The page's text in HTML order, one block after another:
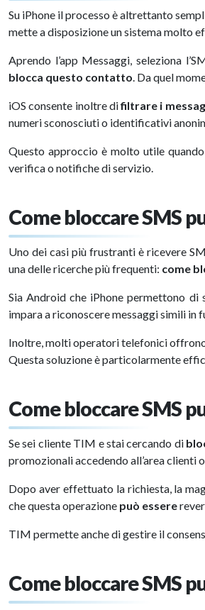
Su iPhone il processo è altrettanto
mette a disposizione un sistema molto
Aprendo l’app Messaggi, seleziona
blocca questo contatto. Da quel
iOS consente inoltre difiltrare i
numeri sconosciuti o identificativi
Questo approccio è molto utile quando
verifica o notifiche di servizio.
Come bloccare SMS
Uno dei casi più frustranti è ricevere
una delle ricerche più frequenti: come
Sia Android che iPhone permettono di
impara a riconoscere messaggi simili in
Inoltre, molti operatori telefonici
Questa soluzione è particolarmente
Come bloccare SMS
Se sei cliente TIM e stai cercando di
promozionali accedendo all’area clienti
Dopo aver effettuato la richiesta, la
che questa operazione può essere
TIM permette anche di gestire il
Come bloccare SMS